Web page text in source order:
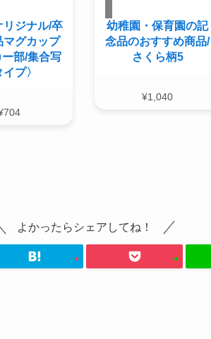
リジナル/卒
マグカップ
ー部/集合写
プ〉
704
幼稚園・保育園の記
念品のおすすめ商品/
さくら柄5
¥1,040
よかったらシェアしてね！